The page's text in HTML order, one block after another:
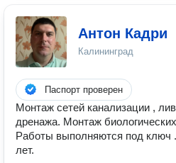
Антон Кадри
Калининград
Паспорт проверен
Монтаж сетей канализации ,
дренажа. Монтаж
Работы выполняются под ключ
лет.